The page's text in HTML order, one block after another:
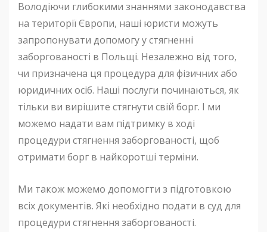
Володіючи глибокими знаннями законодавства
на території Європи, наші юристи можуть
запропонувати допомогу у стягненні
заборгованості в Польщі. Незалежно від того,
чи призначена ця процедура для фізичних або
юридичних осіб. Наші послуги починаються, як
тільки ви вирішите стягнути свій борг. І ми
можемо надати вам підтримку в ході
процедури стягнення заборгованості, щоб
отримати борг в найкоротші терміни.
Ми також можемо допомогти з підготовкою
всіх документів. Які необхідно подати в суд для
процедури стягнення заборгованості.